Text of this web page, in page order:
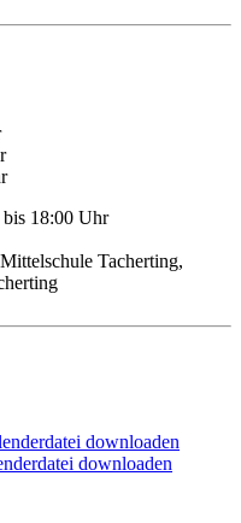
bis 18:00 Uhr
Tacherting,
downloaden
downloaden